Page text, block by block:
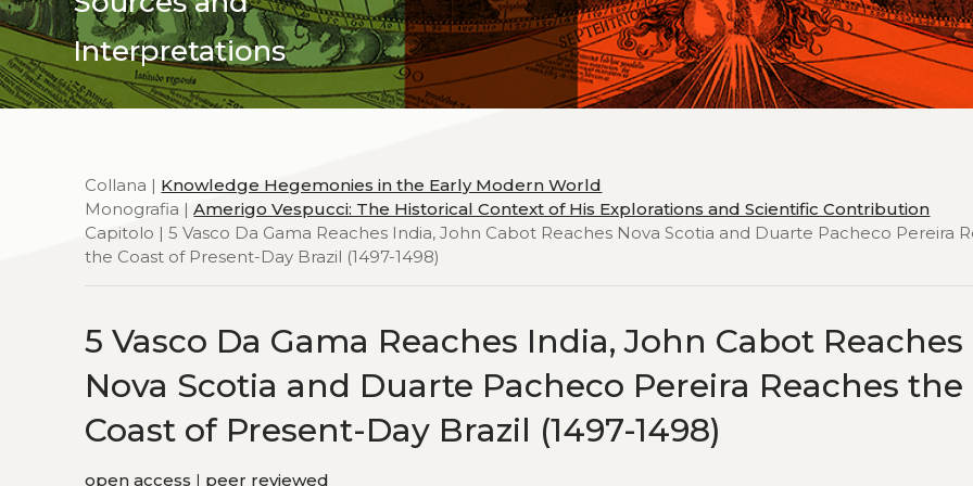
Interpretations
Collana | Knowledge Hegemonies in the Early Modern World
Monografia |Amerigo Vespucci: The Historical Context of His Explorations and Scientific Contribution
Capitolo | 5 Vasco Da Gama Reaches India, John Cabot Reaches Nova Scotia and Duarte Pacheco Pereira
the Coast of Present-Day Brazil (1497-1498)
5 Vasco Da Gama Reaches India, John Cabot Reaches
Nova Scotia and Duarte Pacheco Pereira Reaches the
Coast of Present-Day Brazil (1497-1498)
open access | peer reviewed